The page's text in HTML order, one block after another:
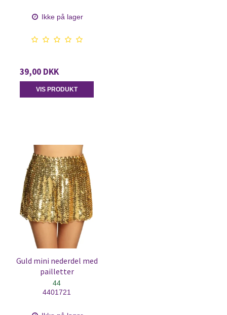
Ikke på lager
39,00 DKK
VIS PRODUKT
Guld mini nederdel med
pailletter
44
4401721